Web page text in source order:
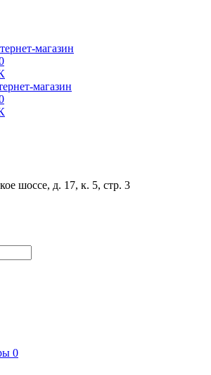
магазин
магазин
шоссе, д. 17, к. 5, стр. 3
0